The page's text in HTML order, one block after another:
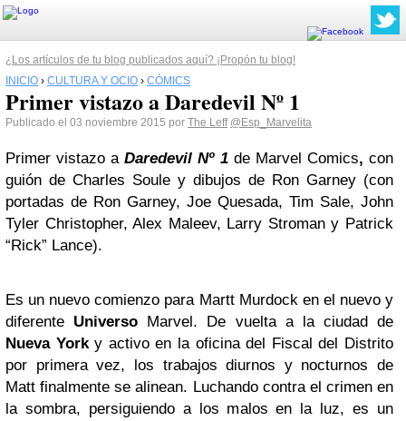
¿Los artículos de tu blog publicados aquí? ¡Propón tu blog!
INICIO › CULTURA Y OCIO › CÓMICS
Primer vistazo a Daredevil Nº 1
Publicado el 03 noviembre 2015 por The Leff @Esp_Marvelita
Primer vistazo aDaredevil Nº 1de Marvel Comics,con
guión de Charles Soule y dibujos de Ron Garney (con
portadas de Ron Garney, Joe Quesada, Tim Sale, John
Tyler Christopher, Alex Maleev, Larry Stroman y Patrick
“Rick” Lance).
Es un nuevo comienzo para Martt Murdock en el nuevo y
diferente Universo Marvel. De vuelta a la ciudad de
Nueva Yorky activo en la oficina del Fiscal del Distrito
por primera vez, los trabajos diurnos y nocturnos de
Matt finalmente se alinean. Luchando contra el crimen en
la sombra, persiguiendo a los malos en la luz, es un